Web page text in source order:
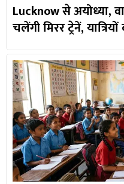
Lucknow से अयोध्या,
चलेंगी मिरर ट्रेनें,